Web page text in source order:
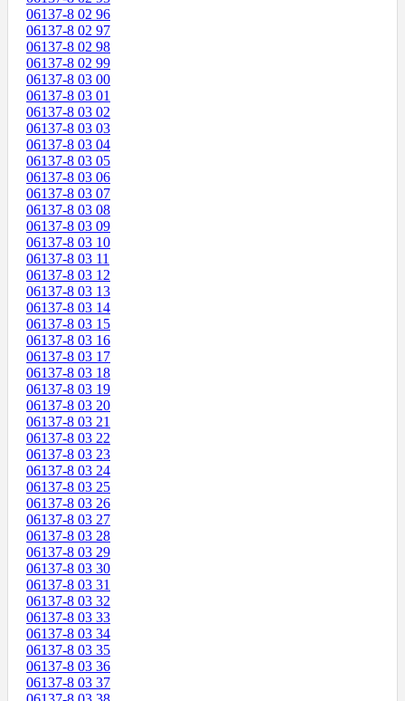
06137-8 02 96
06137-8 02 97
06137-8 02 98
06137-8 02 99
06137-8 03 00
06137-8 03 01
06137-8 03 02
06137-8 03 03
06137-8 03 04
06137-8 03 05
06137-8 03 06
06137-8 03 07
06137-8 03 08
06137-8 03 09
06137-8 03 10
06137-8 03 11
06137-8 03 12
06137-8 03 13
06137-8 03 14
06137-8 03 15
06137-8 03 16
06137-8 03 17
06137-8 03 18
06137-8 03 19
06137-8 03 20
06137-8 03 21
06137-8 03 22
06137-8 03 23
06137-8 03 24
06137-8 03 25
06137-8 03 26
06137-8 03 27
06137-8 03 28
06137-8 03 29
06137-8 03 30
06137-8 03 31
06137-8 03 32
06137-8 03 33
06137-8 03 34
06137-8 03 35
06137-8 03 36
06137-8 03 37